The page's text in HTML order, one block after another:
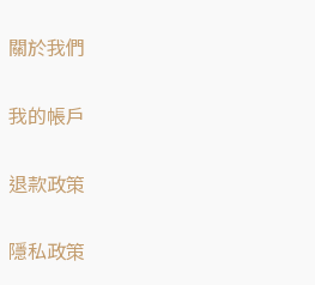
關於我們
我的帳戶
退款政策
隱私政策